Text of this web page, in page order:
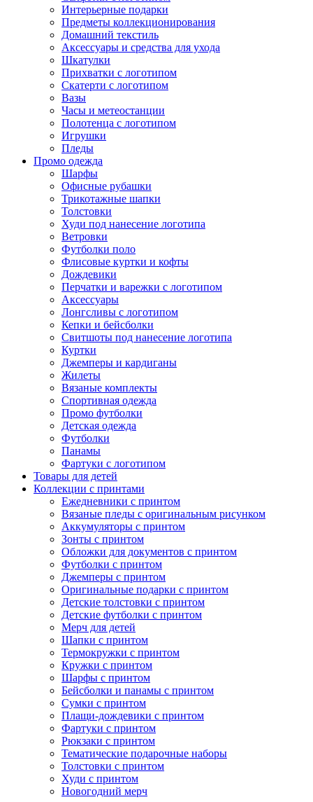
Интерьерные подарки
Предметы коллекционирования
Домашний текстиль
Аксессуары и средства для ухода
Шкатулки
Прихватки с логотипом
Скатерти с логотипом
Вазы
Часы и метеостанции
Полотенца с логотипом
Игрушки
Пледы
Промо одежда
Шарфы
Офисные рубашки
Трикотажные шапки
Толстовки
Худи под нанесение логотипа
Ветровки
Футболки поло
Флисовые куртки и кофты
Дождевики
Перчатки и варежки с логотипом
Аксессуары
Лонгсливы с логотипом
Кепки и бейсболки
Свитшоты под нанесение логотипа
Куртки
Джемперы и кардиганы
Жилеты
Вязаные комплекты
Спортивная одежда
Промо футболки
Детская одежда
Футболки
Панамы
Фартуки с логотипом
Товары для детей
Коллекции с принтами
Ежедневники с принтом
Вязаные пледы с оригинальным рисунком
Аккумуляторы с принтом
Зонты с принтом
Обложки для документов с принтом
Футболки с принтом
Джемперы с принтом
Оригинальные подарки с принтом
Детские толстовки с принтом
Детские футболки с принтом
Мерч для детей
Шапки с принтом
Термокружки с принтом
Кружки с принтом
Шарфы с принтом
Бейсболки и панамы с принтом
Сумки с принтом
Плащи-дождевики с принтом
Фартуки с принтом
Рюкзаки с принтом
Тематические подарочные наборы
Толстовки с принтом
Худи с принтом
Новогодний мерч